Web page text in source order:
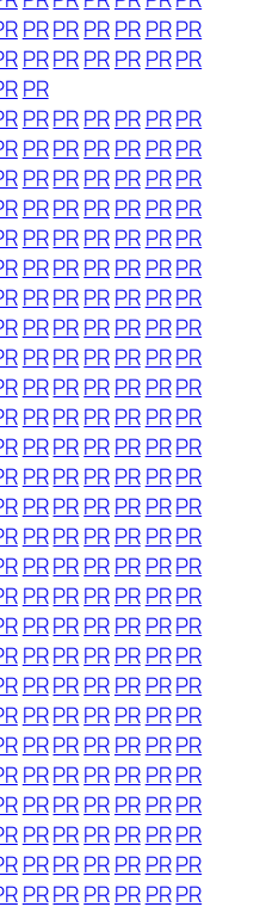
PRPRPRPR PRPR
PRPRPRPR PRPR
PR
PRPRPRPR PRPR
PRPRPRPR PRPR
PRPRPRPR PRPR
PRPRPRPR PRPR
PRPRPRPR PRPR
PRPRPRPR PRPR
PRPRPRPR PRPR
PRPRPRPR PRPR
PRPRPRPR PRPR
PRPRPRPR PRPR
PRPRPRPR PRPR
PRPRPRPR PRPR
PRPRPRPR PRPR
PRPRPRPR PRPR
PRPRPRPR PRPR
PRPRPRPR PRPR
PRPRPRPR PRPR
PRPRPRPR PRPR
PRPRPRPR PRPR
PRPRPRPR PRPR
PRPRPRPR PRPR
PRPRPRPR PRPR
PRPRPRPR PRPR
PRPRPRPR PRPR
PRPRPRPR PRPR
PRPRPRPR PRPR
PRPRPRPR PRPR